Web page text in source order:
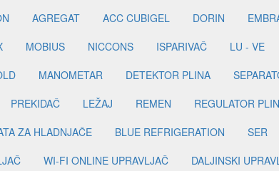
AGREGAT ACC CUBIGEL DORIN
MOBIUS NICCONS ISPARIVAČ LU - VE
MANOMETAR DETEKTOR PLINA
PREKIDAČ LEŽAJ REMEN REGULATOR
ZA HLADNJAČE BLUE REFRIGERATION SER
WI-FI ONLINE UPRAVLJAČ DALJINSKI